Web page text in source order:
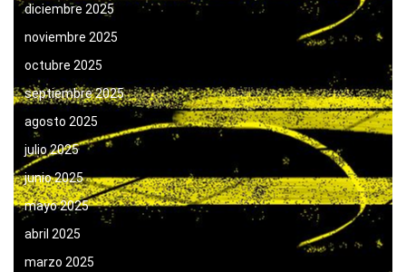
diciembre 2025
noviembre 2025
octubre 2025
septiembre 2025
agosto 2025
julio 2025
junio 2025
mayo 2025
abril 2025
marzo 2025